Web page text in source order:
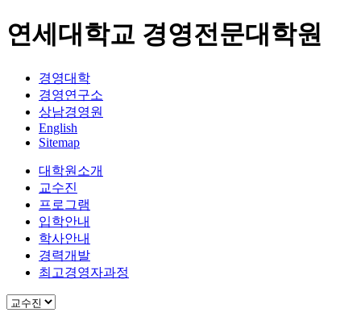
연세대학교 경영전문대학원
경영대학
경영연구소
상남경영원
English
Sitemap
대학원소개
교수진
프로그램
입학안내
학사안내
경력개발
최고경영자과정